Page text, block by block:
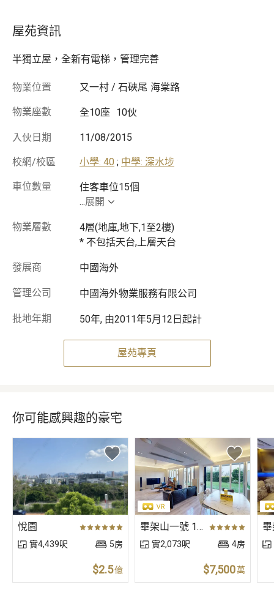
屋苑資訊
半獨立屋，全新有電梯，管理完善
物業位置 又一村 / 石硤尾 海棠路
物業座數 全10座 10伙
入伙日期 11/08/2015
校網/校區 小學: 40 ; 中學: 深水埗
車位數量
...展開
物業層數
4層(地庫,地下,1至2樓)
* 不包括天台,上層天台
發展商 中國海外
管理公司 中國海外物業服務有限公司
批地年期 50年, 由2011年5月12日起計
屋苑專頁
你可能感興趣的豪宅
悅園
實4,439呎 5房
$2.5億
畢架山一號 1期 02座 低層
實2,073呎 4房
$7,500萬